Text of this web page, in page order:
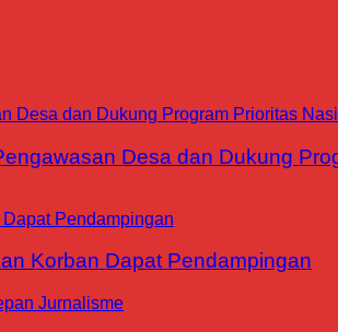
Desa dan Dukung
Korban Dapat Pendampingan